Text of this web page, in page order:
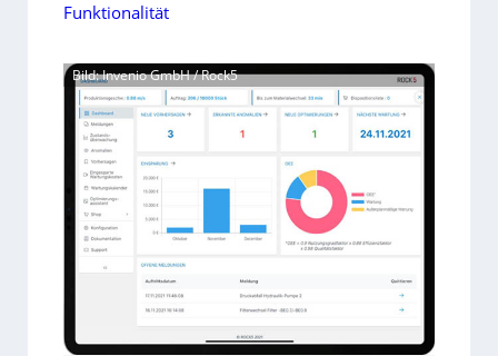
Funktionalität
Bild: Invenio GmbH / Rock5